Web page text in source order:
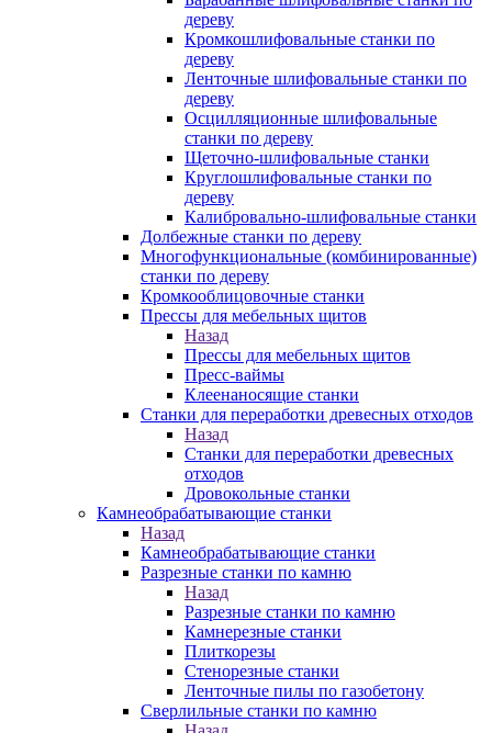
дереву
Кромкошлифовальные станки по
дереву
Ленточные шлифовальные станки по
дереву
Осцилляционные шлифовальные
станки по дереву
Щеточно-шлифовальные станки
Круглошлифовальные станки по
дереву
Калибровально-шлифовальные станки
Долбежные станки по дереву
Многофункциональные (комбинированные)
станки по дереву
Кромкооблицовочные станки
Прессы для мебельных щитов
Назад
Прессы для мебельных щитов
Пресс-ваймы
Клеенаносящие станки
Станки для переработки древесных отходов
Назад
Станки для переработки древесных
отходов
Дровокольные станки
Камнеобрабатывающие станки
Назад
Камнеобрабатывающие станки
Разрезные станки по камню
Назад
Разрезные станки по камню
Камнерезные станки
Плиткорезы
Стенорезные станки
Ленточные пилы по газобетону
Сверлильные станки по камню